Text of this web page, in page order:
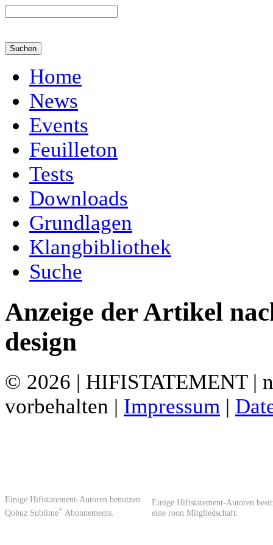
Home
News
Events
Feuilleton
Tests
Downloads
Grundlagen
Klangbibliothek
Suche
Anzeige der Artikel
design
© 2026 | HIFISTATEMENT |
vorbehalten | Impressum |
Einige Hifistatement-Autoren benutzen
Qobuz Sublime+ Abonnements.
Einige Hifistatement-Autoren
eine roon Mitgliedschaft.